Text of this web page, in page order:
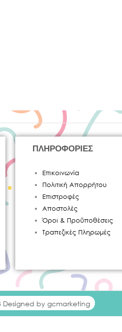
ΠΛΗΡΟΦΟΡΙΕΣ
Επικοινωνία
Πολιτική Απορρήτου
Επιστροφές
Αποστολές
Όροι & Προϋποθέσεις
Τραπεζικές Πληρωμές
Designed by gcmarketing